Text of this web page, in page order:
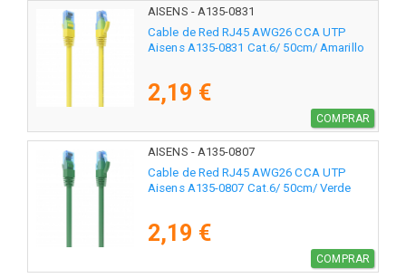
AISENS - A135-0831
Cable de Red RJ45 AWG26 CCA UTP
Aisens A135-0831 Cat.6/ 50cm/ Amarillo
2,19 €
COMPRAR
AISENS - A135-0807
Cable de Red RJ45 AWG26 CCA UTP
Aisens A135-0807 Cat.6/ 50cm/ Verde
2,19 €
COMPRAR